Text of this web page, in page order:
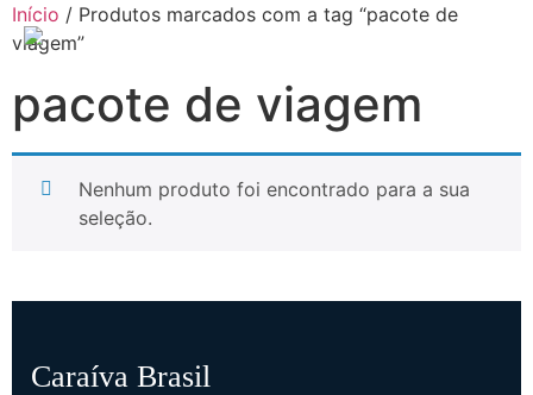
Início / Produtos marcados com a tag “pacote de
viagem”
pacote de viagem
Nenhum produto foi encontrado para a sua
seleção.
Caraíva Brasil